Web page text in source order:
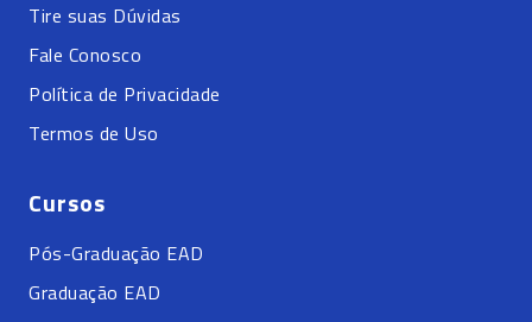
Tire suas Dúvidas
Fale Conosco
Política de Privacidade
Termos de Uso
Cursos
Pós-Graduação EAD
Graduação EAD